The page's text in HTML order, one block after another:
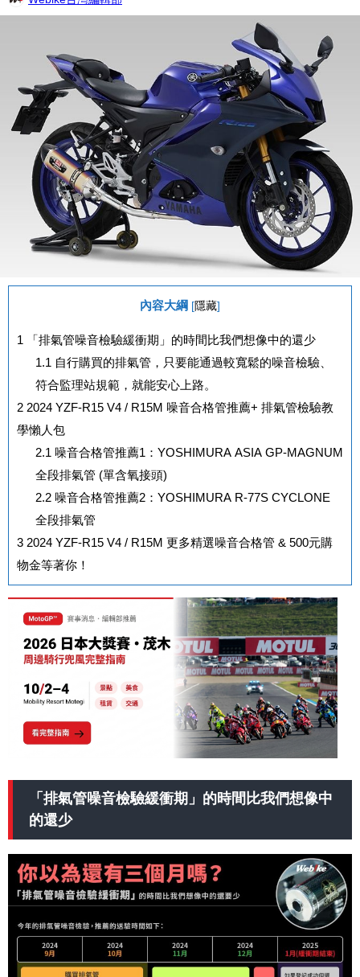
內容大綱 [隱藏]
1 「排氣管噪音檢驗緩衝期」的時間比我們想像中的還少
1.1 自行購買的排氣管，只要能通過較寬鬆的噪音檢驗、
符合監理站規範，就能安心上路。
2 2024 YZF-R15 V4 / R15M 噪音合格管推薦+ 排氣管檢驗教
學懶人包
2.1 噪音合格管推薦1：YOSHIMURA ASIA GP-MAGNUM
全段排氣管 (單含氧接頭)
2.2噪音合格管推薦2：YOSHIMURA R-77S CYCLONE
全段排氣管
3 2024 YZF-R15 V4 / R15M 更多精選噪音合格管 & 500元購
物金等著你！
「排氣管噪音檢驗緩衝期」的時間比我們想像中
的還少